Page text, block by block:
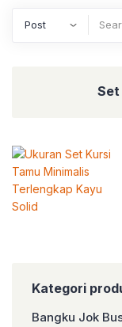
Set
Kategori
Bangku Jok